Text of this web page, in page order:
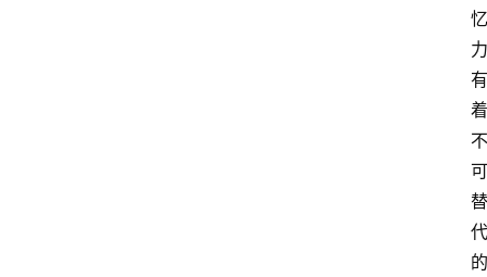
忆
力
有
着
不
可
替
代
的